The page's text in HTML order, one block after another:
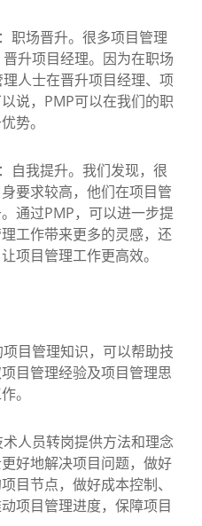
场晋升。很多项目管理
升项目经理。因为在职场
人士在晋升项目经理、项
说，PMP可以在我们的职
势。
我提升。我们发现，很
要求较高，他们在项目管
通过PMP，可以进一步提
工作带来更多的灵感，还
项目管理工作更高效。
目管理知识，可以帮助技
目管理经验及项目管理思
。
人员转岗提供方法和理念
好地解决项目问题，做好
目节点，做好成本控制、
项目管理进度，保障项目